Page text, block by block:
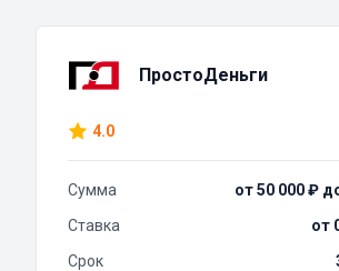
ПростоДеньги
4.0
Сумма
от 50 000 ₽
Ставка
от
Срок